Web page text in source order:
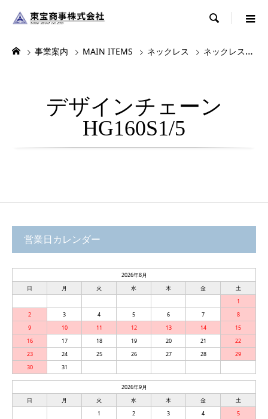

事業案内 MAIN ITEMS ネックレス ネックレス・チョーカー
デザインチェーン
HG160S1/5
営業日カレンダー
2026年8月
日
月 火 水 木 金
土
1
2
3 4 5 6 7
8
9
10 11 12 13 14
15
16
17 18 19 20 21
22
23
24 25 26 27 28
29
30
31
2026年9月
日
月 火 水 木 金
土
1
2 3 4
5